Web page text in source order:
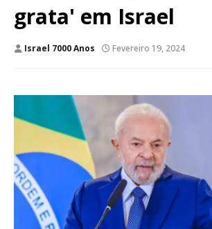
grata' em Israel
Israel 7000 Anos Fevereiro 19, 2024